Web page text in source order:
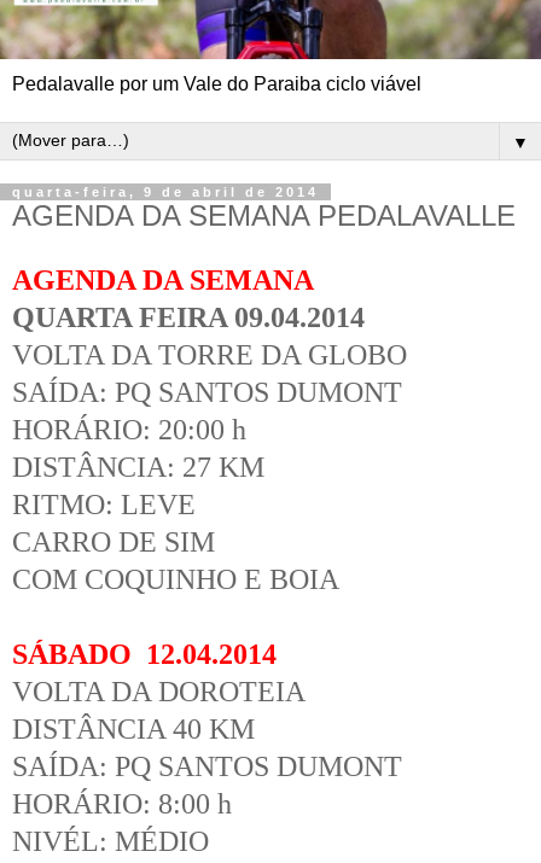
Pedalavalle por um Vale do Paraiba ciclo viável
▼
quarta-feira, 9 de abril de 2014
AGENDA DA SEMANA PEDALAVALLE
AGENDA DA SEMANA
QUARTA FEIRA 09.04.2014
VOLTA DA TORRE DA GLOBO
SAÍDA: PQ SANTOS DUMONT
HORÁRIO: 20:00 h
DISTÂNCIA: 27 KM
RITMO: LEVE
CARRO DE SIM
COM COQUINHO E BOIA
SÁBADO 12.04.2014
VOLTA DA DOROTEIA
DISTÂNCIA 40 KM
SAÍDA: PQ SANTOS DUMONT
HORÁRIO: 8:00 h
NIVÉL: MÉDIO